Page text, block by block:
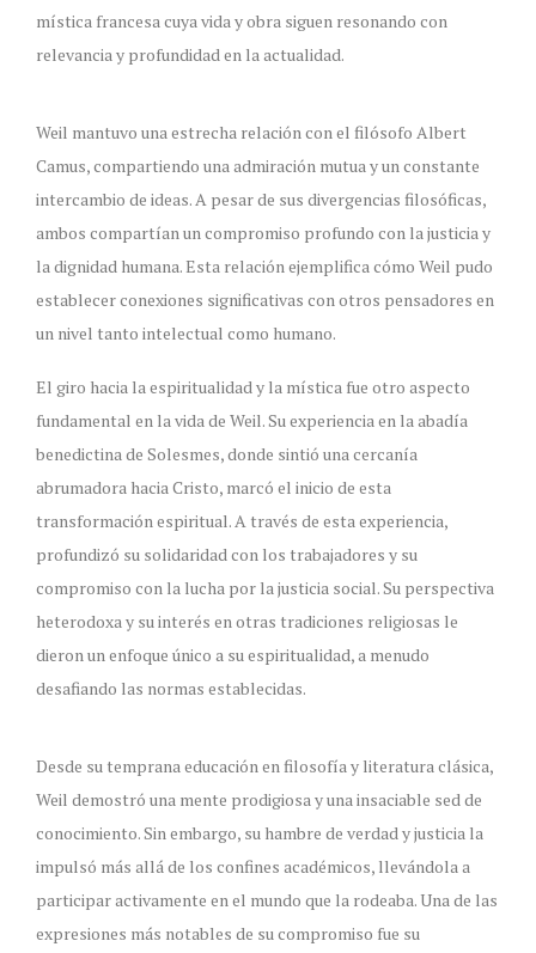
mística francesa cuya vida y obra siguen resonando con
relevancia y profundidad en la actualidad.
Weil mantuvo una estrecha relación con el filósofo Albert
Camus, compartiendo una admiración mutua y un constante
intercambio de ideas. A pesar de sus divergencias filosóficas,
ambos compartían un compromiso profundo con la justicia y
la dignidad humana. Esta relación ejemplifica cómo Weil pudo
establecer conexiones significativas con otros pensadores en
un nivel tanto intelectual como humano.
El giro hacia la espiritualidad y la mística fue otro aspecto
fundamental en la vida de Weil. Su experiencia en la abadía
benedictina de Solesmes, donde sintió una cercanía
abrumadora hacia Cristo, marcó el inicio de esta
transformación espiritual. A través de esta experiencia,
profundizó su solidaridad con los trabajadores y su
compromiso con la lucha por la justicia social. Su perspectiva
heterodoxa y su interés en otras tradiciones religiosas le
dieron un enfoque único a su espiritualidad, a menudo
desafiando las normas establecidas.
Desde su temprana educación en filosofía y literatura clásica,
Weil demostró una mente prodigiosa y una insaciable sed de
conocimiento. Sin embargo, su hambre de verdad y justicia la
impulsó más allá de los confines académicos, llevándola a
participar activamente en el mundo que la rodeaba. Una de las
expresiones más notables de su compromiso fue su